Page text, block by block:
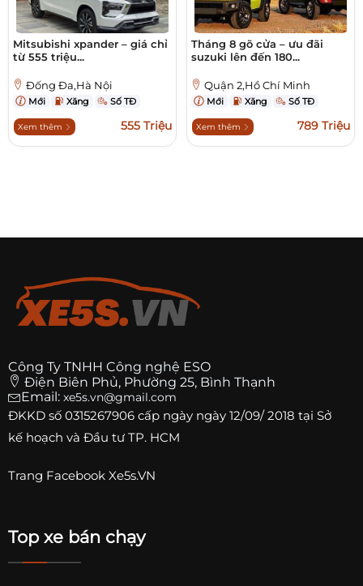
Mitsubishi xpander – giá chỉ
từ 555 triệu...
Đống Đa,Hà Nội
Mới Xăng Số TĐ
Xem thêm 555 Triệu
Tháng 8 gõ cửa – ưu đãi
suzuki lên đến 180...
Quận 2,Hồ Chí Minh
Mới Xăng Số TĐ
Xem thêm 789 Triệu
Công Ty TNHH Công nghệ ESO
Điện Biên Phủ, Phường 25, Bình Thạnh
Email: xe5s.vn@gmail.com
ĐKKD số 0315267906 cấp ngày ngày 12/09/ 2018 tại Sở
kế hoạch và Đầu tư TP. HCM
Trang Facebook Xe5s.VN
Top xe bán chạy